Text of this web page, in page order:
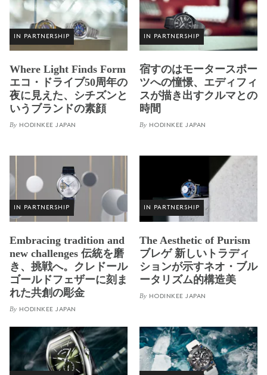
IN PARTNERSHIP
Where Light Finds Form
エコ・ドライブ50周年の
夜に見えた、シチズンと
いうブランドの素顔
By HODINKEE JAPAN
IN PARTNERSHIP
宿すのはモータースポー
ツへの憧憬、エディフィ
スが描き出すクルマとの
時間
By HODINKEE JAPAN
IN PARTNERSHIP
Embracing tradition and
new challenges 伝統を磨
き、挑戦へ。クレドール
ゴールドフェザーに刻ま
れた共創の彫金
By HODINKEE JAPAN
IN PARTNERSHIP
The Aesthetic of Purism
ブレゲ 新しいトラディ
ションが示すネオ・ブル
ータリズム的構造美
By HODINKEE JAPAN